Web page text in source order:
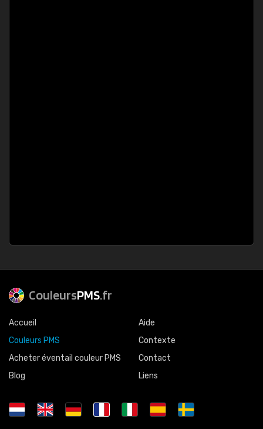
CouleursPMS.fr
Accueil
Couleurs PMS
Acheter éventail couleur PMS
Blog
Aide
Contexte
Contact
Liens